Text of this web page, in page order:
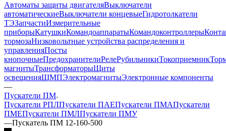
Автоматы защиты двигателяВыключатели
автоматическиеВыключатели концевыеГидротолкатели
ТЭЗапчастиИзмерительные
приборыКатушкиКомандоаппаратыКомандоконтроллеры
тормозаНизковольтные устройства распределения и
управленияПосты
кнопочныеПредохранителиРелеРубильникиТокоприемник
магнитыТрансформаторыЩиты
освещенияЩМПЭлектромагнитыЭлектронные компоненты
—
Пускатели ПМ
Пускатели РПЛПускатели ПАЕПускатели ПМАПускатели
ПМЕПускатели ПМЛПускатели ПМУ
—Пускатель ПМ 12-160-500